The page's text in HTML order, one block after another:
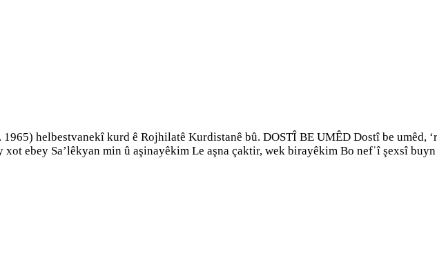
helbestvanekî kurd ê Rojhilatê Kurdistanê bû. DOSTÎ BE UMÊD Dostî be umêd,
xot ebey Sa’lêkyan min û aşinayêkim Le aşna çaktir, wek birayêkim Bo nefˈî şexsî